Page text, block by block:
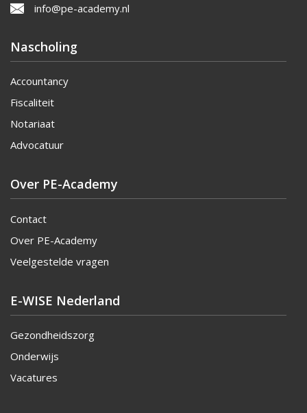
info@pe-academy.nl
Nascholing
Accountancy
Fiscaliteit
Notariaat
Advocatuur
Over PE-Academy
Contact
Over PE-Academy
Veelgestelde vragen
E-WISE Nederland
Gezondheidszorg
Onderwijs
Vacatures